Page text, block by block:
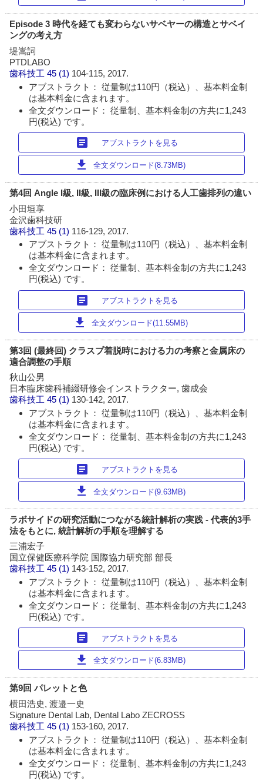
Episode 3 時代を経ても変わらないサベヤーの構造とサベイ
ングの考え方
堤嵩詞
PTDLABO
歯科技工 45 (1) 104-115, 2017.
アブストラクト： 従量制は110円（税込）、基本料金制
は基本料金に含まれます。
全文ダウンロード： 従量制、基本料金制の方共に1,243
円(税込) です。
article アブストラクトを見る
download 全文ダウンロード(8.73MB)
第4回 Angle I級, II級, III級の臨床例における人工歯排列の違い
小田垣享
金沢歯科技研
歯科技工 45 (1) 116-129, 2017.
アブストラクト： 従量制は110円（税込）、基本料金制
は基本料金に含まれます。
全文ダウンロード： 従量制、基本料金制の方共に1,243
円(税込) です。
article アブストラクトを見る
download 全文ダウンロード(11.55MB)
第3回 (最終回) クラスプ着脱時における力の考察と金属床の
適合調整の手順
秋山公男
日本臨床歯科補綴研修会インストラクター, 歯成会
歯科技工 45 (1) 130-142, 2017.
アブストラクト： 従量制は110円（税込）、基本料金制
は基本料金に含まれます。
全文ダウンロード： 従量制、基本料金制の方共に1,243
円(税込) です。
article アブストラクトを見る
download 全文ダウンロード(9.63MB)
ラボサイドの研究活動につながる統計解析の実践 - 代表的3手
法をもとに, 統計解析の手順を理解する
三浦宏子
国立保健医療科学院 国際協力研究部 部長
歯科技工 45 (1) 143-152, 2017.
アブストラクト： 従量制は110円（税込）、基本料金制
は基本料金に含まれます。
全文ダウンロード： 従量制、基本料金制の方共に1,243
円(税込) です。
article アブストラクトを見る
download 全文ダウンロード(6.83MB)
第9回 パレットと色
横田浩史, 渡邉一史
Signature Dental Lab, Dental Labo ZECROSS
歯科技工 45 (1) 153-160, 2017.
アブストラクト： 従量制は110円（税込）、基本料金制
は基本料金に含まれます。
全文ダウンロード： 従量制、基本料金制の方共に1,243
円(税込) です。